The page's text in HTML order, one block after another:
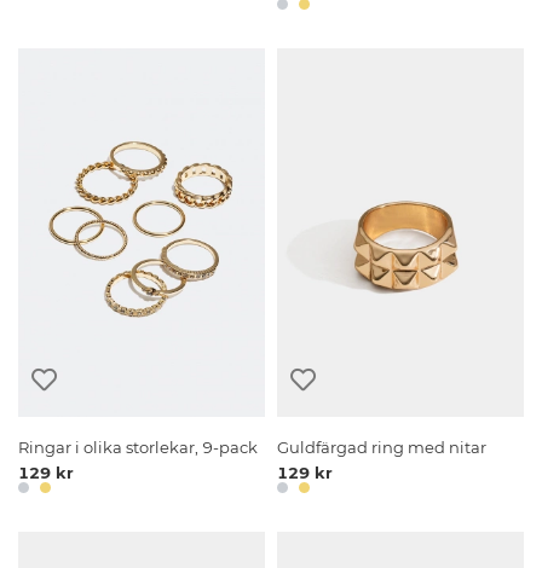
Ringar i olika storlekar, 9-pack
129 kr
Guldfärgad ring med nitar
129 kr